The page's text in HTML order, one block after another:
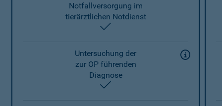
Notfallversorgung im
tierärztlichen Notdienst
Untersuchung der
zur OP führenden
Diagnose